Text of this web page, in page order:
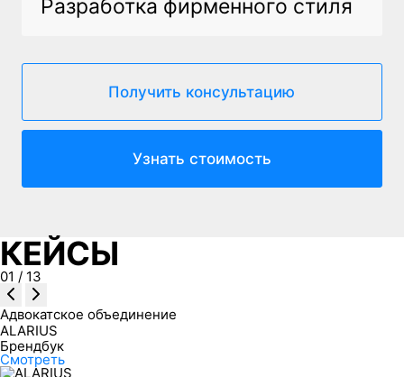
Разработка фирменного стиля
Получить консультацию
Узнать стоимость
КЕЙСЫ
01 / 13
Адвокатское объединение
ALARIUS
Брендбук
Смотреть